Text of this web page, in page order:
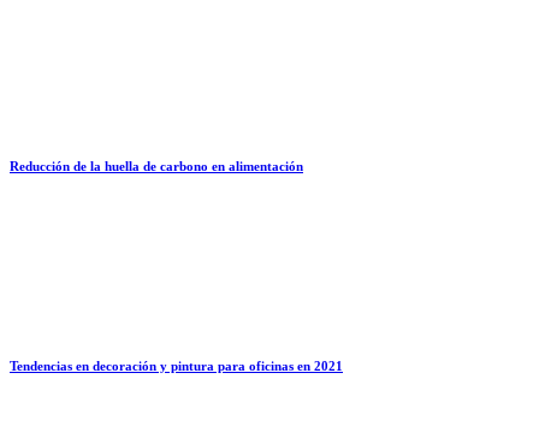
Reducción de la huella de carbono en alimentación
Tendencias en decoración y pintura para oficinas en 2021